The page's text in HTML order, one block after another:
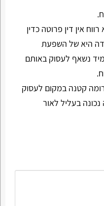
אין דין פרוטה כדין
היא של השפעת
נשאף לעסוק באותם
קטנה במקום לעסוק
בעליל לאור